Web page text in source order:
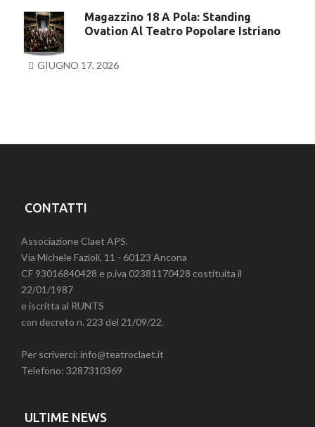
Magazzino 18 A Pola: Standing
Ovation Al Teatro Popolare Istriano
GIUGNO 17, 2026
CONTATTI
Associazione Claet APS.
Via Michele Fazioli, 11 - 60123 Ancona
CF 93016840428 e p.iva 02381170428 costituita il
22/01/1987
e iscritta al RUNTS
con decreto n. 223 del 21/09/22.
Per scriverci: info@teatroclaet.it
Telefono: 3287310369
ULTIME NEWS